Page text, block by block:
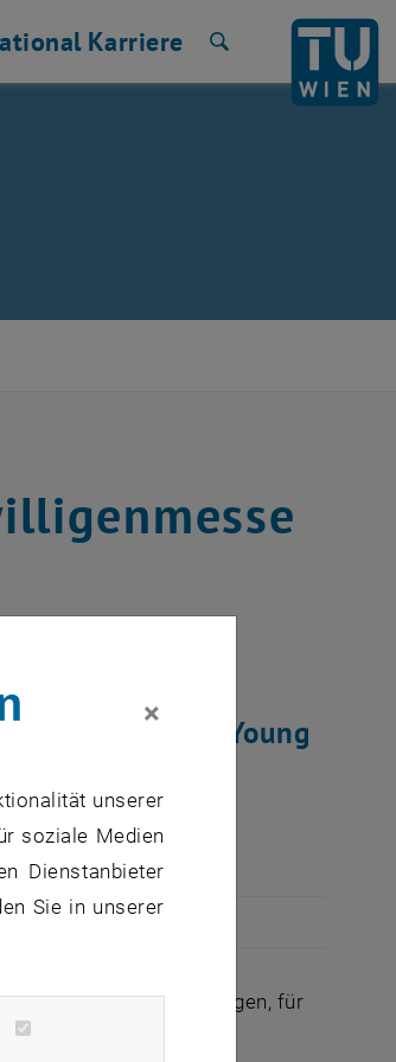
Karriere
speziell für Young
und anzufangen, für
×
unserer
soziale Medien
Dienstanbieter
Sie in unserer